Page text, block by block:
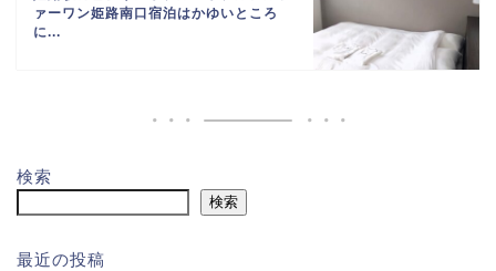
ァーワン姫路南口宿泊はかゆいところ
に...
検索
検索
最近の投稿